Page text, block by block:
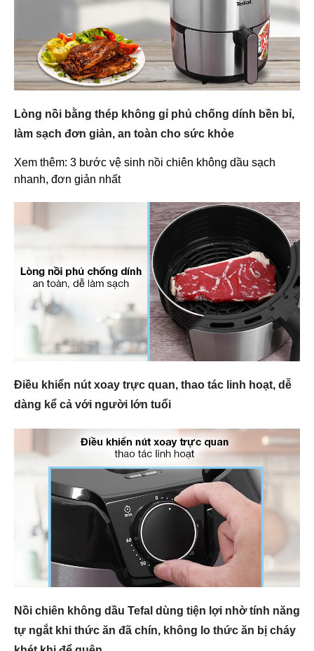
Lòng nồi bằng thép không gỉ phủ chống dính bền bỉ,
làm sạch đơn giản, an toàn cho sức khỏe
Xem thêm: 3 bước vệ sinh nồi chiên không dầu sạch
nhanh, đơn giản nhất
Điều khiển nút xoay trực quan, thao tác linh hoạt, dễ
dàng kể cả với người lớn tuổi
Nồi chiên không dầu Tefal dùng tiện lợi nhờ tính năng
tự ngắt khi thức ăn đã chín, không lo thức ăn bị cháy